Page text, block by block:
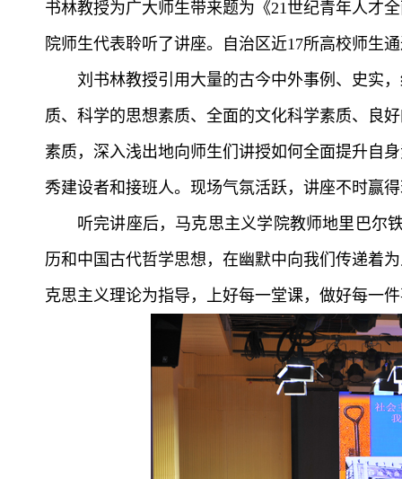
书林教授为广大师生带来题为《21世纪青年人才
院师生代表聆听了讲座。自治区近17所高校师生
刘书林教授引用大量的古今中外事例、史实
质、科学的思想素质、全面的文化科学素质、良
素质，深入浅出地向师生们讲授如何全面提升自
秀建设者和接班人。现场气氛活跃，讲座不时赢
听完讲座后，马克思主义学院教师地里巴尔
历和中国古代哲学思想，在幽默中向我们传递着
克思主义理论为指导，上好每一堂课，做好每一